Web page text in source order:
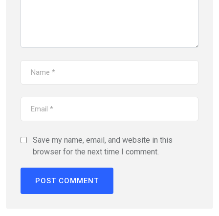
Save my name, email, and website in this
browser for the next time I comment.